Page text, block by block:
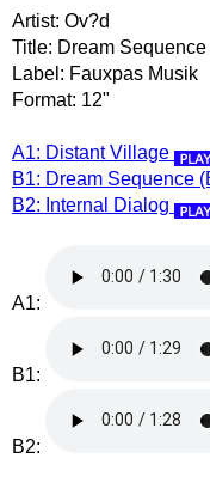
Artist: Ov?d
Title: Dream Sequence
Label: Fauxpas Musik
Format: 12"
A1: Distant Village
B1: Dream Sequence
B2: Internal Dialog
A1:
B1:
B2: